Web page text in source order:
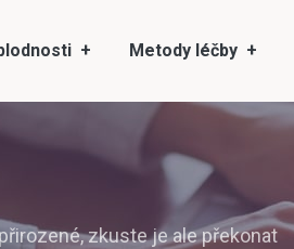
Metody léčby
zkuste je ale překonat